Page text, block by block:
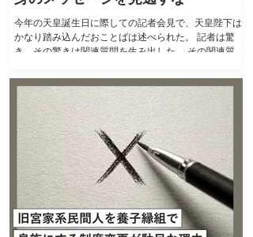
今年の天皇誕生日に際しての記者会見で、天皇陛下は
かなり踏み込んだおことばは述べられた。 記者は驚
き、その驚きは関連質問を生み出した。 その関連質問
し、その緊迫したやり取りに気づかなかった人も多
い。 私は2月のプレジデントオンライン「高森明勅の
皇室ウォッチ」でこのことを取り上げた。 幸い誠実で
知性的な多くの読者を得た（これは2月BEST記事に選
ばれた）。 しかし政治（政府·国会）は、陛下からのメ
ッセージに全く無視を決め込んだ。 このたびのオラン
ダ、ベルギーご歴訪前の記者会見は、皇室典範の改正
を巡り衆参正副議長らによる立法府の取りまとめ直後
のタイミングだった。 天皇陛下は憲法の制約の中、ギ
リギリの表現で切り込まれた。 これに対して、さすが
に多くの国民がそのメッセージ性に気づいた。 プレジ